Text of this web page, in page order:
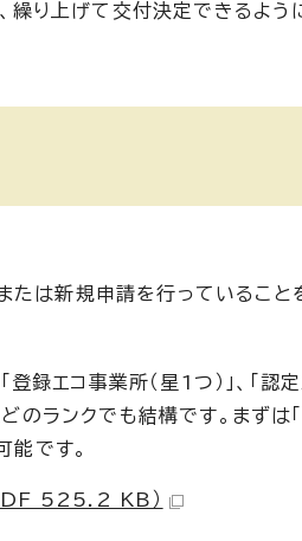
繰り上げて交付決定できるよう
たは新規申請を行っているこ
録エコ事業所（星1つ）」、「認
のランクでも結構です。まずは
能です。
PDF 525.2 KB）